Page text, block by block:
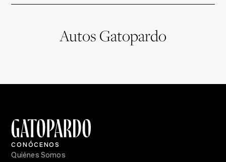
Autos Gatopardo
CONÓCENOS
Quiénes Somos